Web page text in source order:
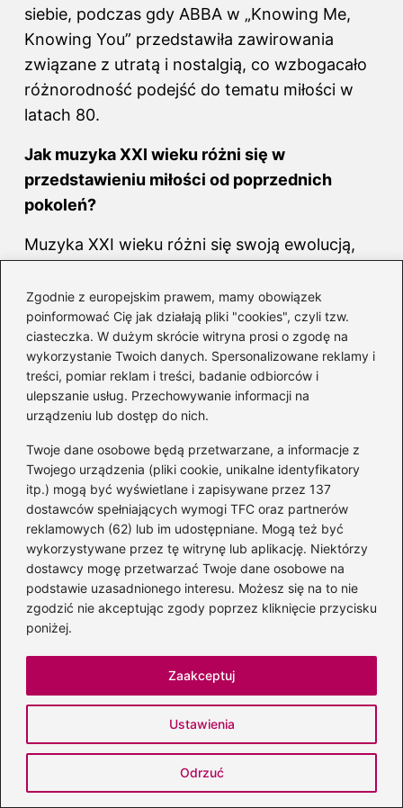
Zgodnie z europejskim prawem, mamy obowiązek
poinformować Cię jak działają pliki "cookies", czyli tzw.
ciasteczka. W dużym skrócie witryna prosi o zgodę na
wykorzystanie Twoich danych. Spersonalizowane reklamy i
treści, pomiar reklam i treści, badanie odbiorców i
ulepszanie usług. Przechowywanie informacji na
urządzeniu lub dostęp do nich.
Twoje dane osobowe będą przetwarzane, a informacje z
Twojego urządzenia (pliki cookie, unikalne identyfikatory
itp.) mogą być wyświetlane i zapisywane przez 137
dostawców spełniających wymogi TFC oraz partnerów
reklamowych (62) lub im udostępniane. Mogą też być
wykorzystywane przez tę witrynę lub aplikację. Niektórzy
dostawcy mogę przetwarzać Twoje dane osobowe na
podstawie uzasadnionego interesu. Możesz się na to nie
zgodzić nie akceptując zgody poprzez kliknięcie przycisku
poniżej.
Ustawienia
Odrzuć
Zaakceptuj
siebie, podczas gdy ABBA w „Knowing Me,
Knowing You” przedstawiła zawirowania
związane z utratą i nostalgią, co wzbogacało
różnorodność podejść do tematu miłości w
latach 80.
Jak muzyka XXI wieku różni się w
przedstawieniu miłości od poprzednich
pokoleń?
Muzyka XXI wieku różni się swoją ewolucją,
miłości, a artyści tacy jak Dua Lipa i Billie Eilish
poruszają złożone relacje, w kontrze do
prostszych romantycznych narracji z
poprzednich pokoleń.
W jaki sposób muzyka wpływa na
badań?
Badania wykazały, że blisko 60% kobiet
uważa, iż piosenki wpływają pozytywnie na
ich postrzeganie siebie oraz relacji, co
podkreśla ogromną moc muzyki jako
narzędzia wyrażania emocji.
Skuteczne strategie na obstawianie
meczów – najlepsze porady dla graczy
Przełomowe Nowości w
Najnowocześniejszych Terapiach
Leczenia Raka w 2026 Roku